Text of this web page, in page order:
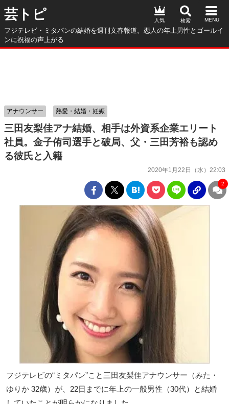
芸トピ
フジテレビ・ミタパンの結婚を週刊文春報道。恋人の年上男性とゴールイ
ンに祝福の声上がる
人気
三田友梨佳アナ結婚、相手は外資系企業エリート
社員。金子侑司選手と破局、父・三田芳裕も認め
る彼氏と入籍
2020年1月22日（水）22:03
アナウンサー 熱愛・結婚・妊娠
2
フジテレビの“ミタパン”こと三田友梨佳アナウンサー（みた・
ゆりか 32歳）が、22日までに年上の一般男性（30代）と結婚